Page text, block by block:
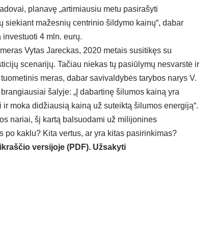
planavę „artimiausiu metu pasirašyti
mažesnių centrinio šildymo kainų“, dabar
4 mln. eurų.
Vytas Jareckas, 2020 metais susitikęs su
scenarijų. Tačiau niekas tų pasiūlymų nesvarstė ir
meras, dabar savivaldybės tarybos narys V.
šalyje: „Į dabartinę šilumos kainą yra
moka didžiausią kainą už suteiktą šilumos energiją“.
nariai, šį kartą balsuodami už milijonines
kaklu? Kita vertus, ar yra kitas pasirinkimas?
versijoje (PDF). Užsakyti